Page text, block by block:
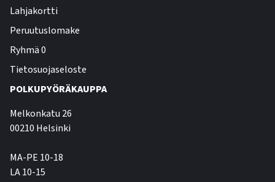
Lahjakortti
Peruutuslomake
Ryhmä 0
Tietosuojaseloste
POLKUPYÖRÄKAUPPA
Melkonkatu 26
00210 Helsinki
MA-PE 10-18
LA 10-15